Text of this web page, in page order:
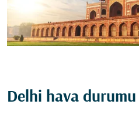
Delhi hava durumu